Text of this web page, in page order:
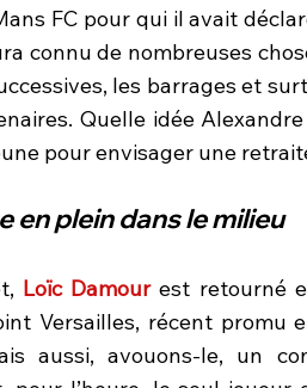
FC pour qui il avait
connu de nombreuses
les barrages et
Quelle idée
pour envisager une
en plein dans le milieu
Loïc Damour est retourné
Versailles, récent promu
aussi, avouons-le, un